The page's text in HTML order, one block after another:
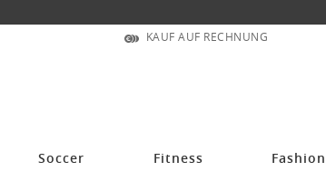
KAUF AUF RECHNUNG
Soccer Fitness Fashion